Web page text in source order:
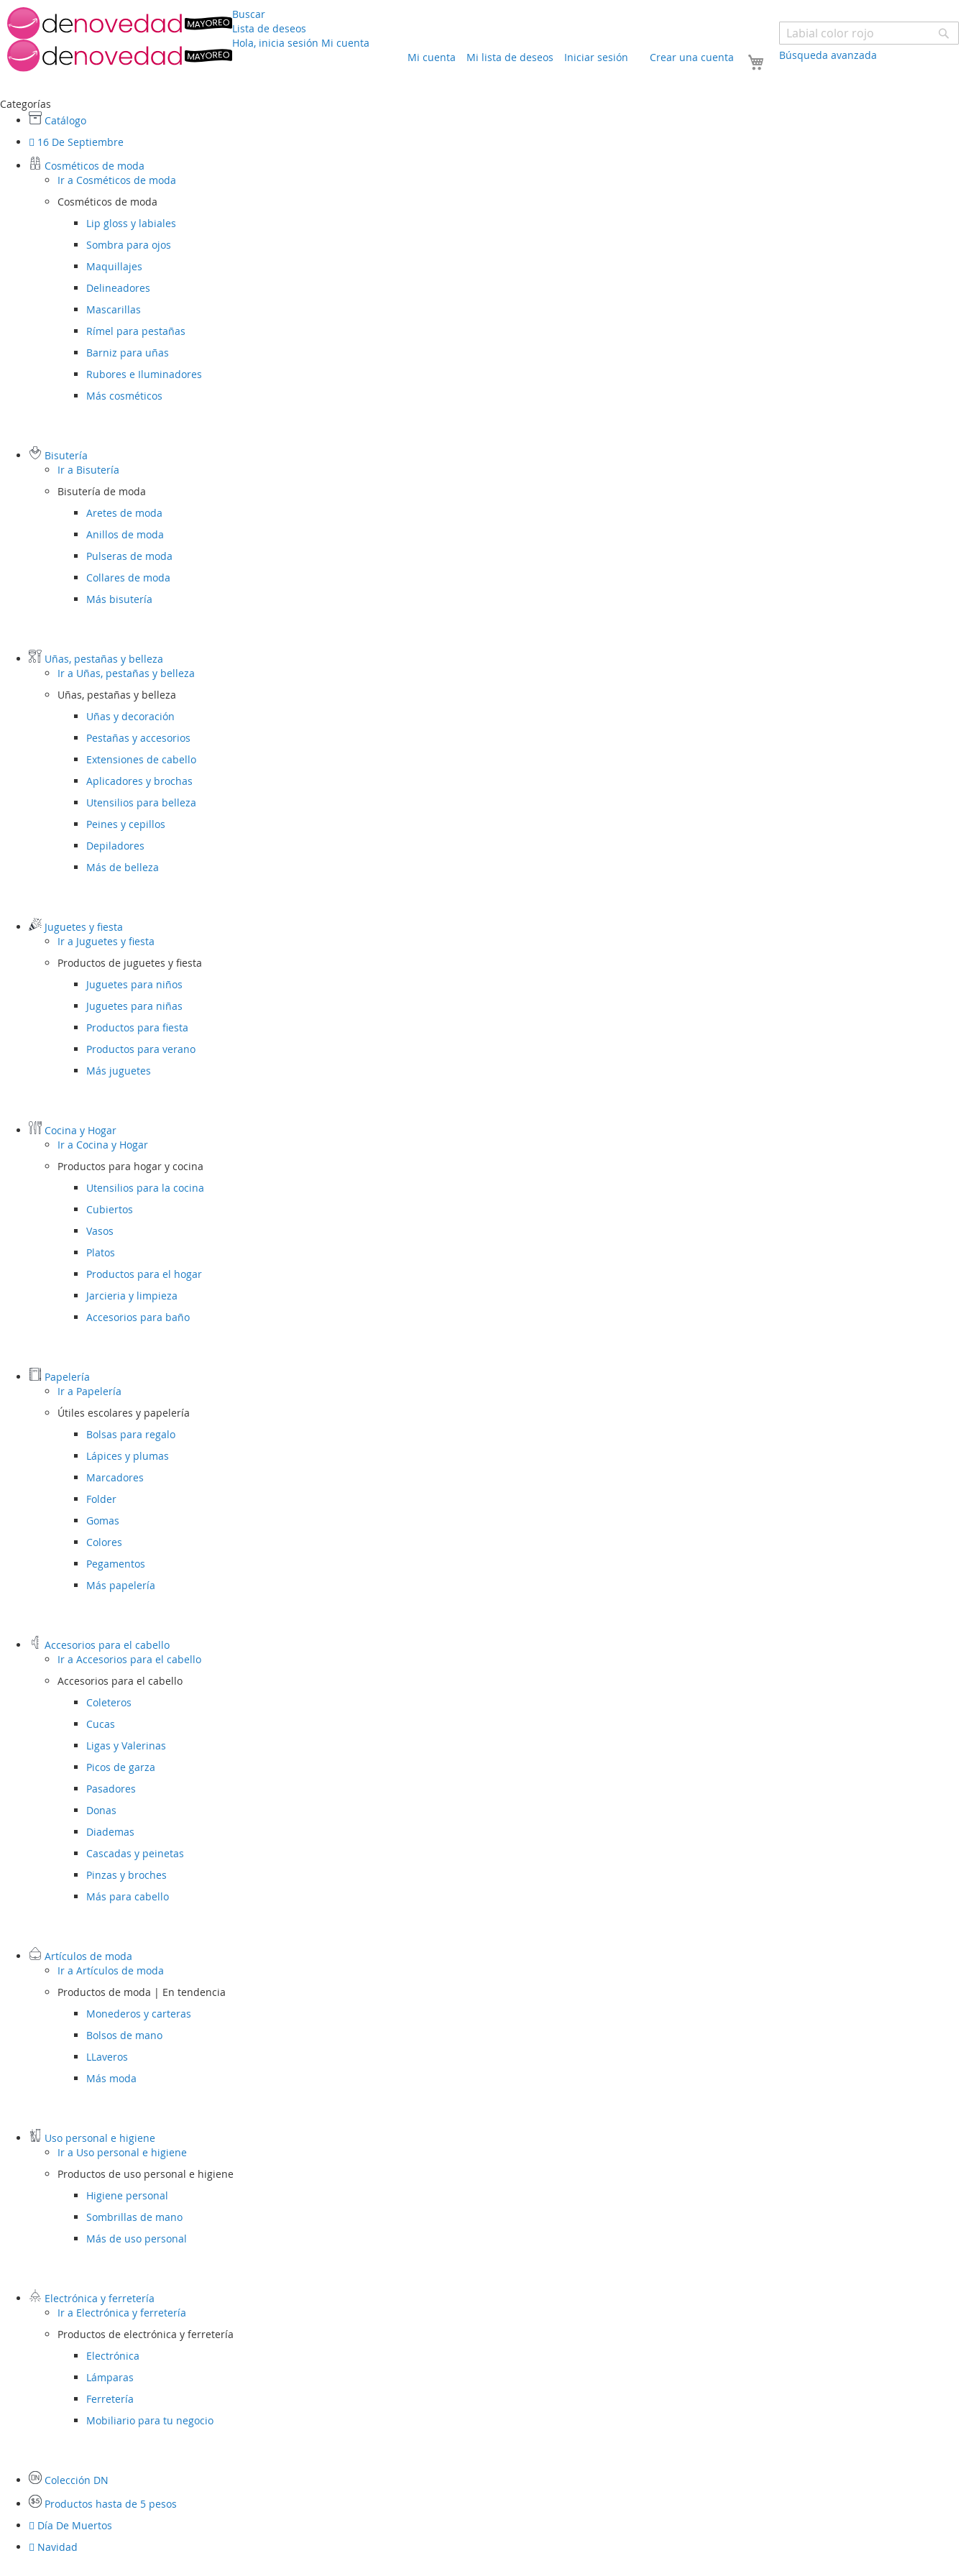
Buscar
Búsqueda avanzada
Lista de deseos
Hola, inicia sesión Mi cuenta
Mi carrito
Mi cuenta Mi lista de deseos Iniciar sesión Crear una cuenta
Categorías
Catálogo
16 De Septiembre
Cosméticos de moda
Ir a Cosméticos de moda
Cosméticos de moda
Lip gloss y labiales
Sombra para ojos
Maquillajes
Delineadores
Mascarillas
Rímel para pestañas
Barniz para uñas
Rubores e Iluminadores
Más cosméticos
Bisutería
Ir a Bisutería
Bisutería de moda
Aretes de moda
Anillos de moda
Pulseras de moda
Collares de moda
Más bisutería
Uñas, pestañas y belleza
Ir a Uñas, pestañas y belleza
Uñas, pestañas y belleza
Uñas y decoración
Pestañas y accesorios
Extensiones de cabello
Aplicadores y brochas
Utensilios para belleza
Peines y cepillos
Depiladores
Más de belleza
Juguetes y fiesta
Ir a Juguetes y fiesta
Productos de juguetes y fiesta
Juguetes para niños
Juguetes para niñas
Productos para fiesta
Productos para verano
Más juguetes
Cocina y Hogar
Ir a Cocina y Hogar
Productos para hogar y cocina
Utensilios para la cocina
Cubiertos
Vasos
Platos
Productos para el hogar
Jarcieria y limpieza
Accesorios para baño
Papelería
Ir a Papelería
Útiles escolares y papelería
Bolsas para regalo
Lápices y plumas
Marcadores
Folder
Gomas
Colores
Pegamentos
Más papelería
Accesorios para el cabello
Ir a Accesorios para el cabello
Accesorios para el cabello
Coleteros
Cucas
Ligas y Valerinas
Picos de garza
Pasadores
Donas
Diademas
Cascadas y peinetas
Pinzas y broches
Más para cabello
Artículos de moda
Ir a Artículos de moda
Productos de moda | En tendencia
Monederos y carteras
Bolsos de mano
LLaveros
Más moda
Uso personal e higiene
Ir a Uso personal e higiene
Productos de uso personal e higiene
Higiene personal
Sombrillas de mano
Más de uso personal
Electrónica y ferretería
Ir a Electrónica y ferretería
Productos de electrónica y ferretería
Electrónica
Lámparas
Ferretería
Mobiliario para tu negocio
Colección DN
Productos hasta de 5 pesos
Día De Muertos
Navidad